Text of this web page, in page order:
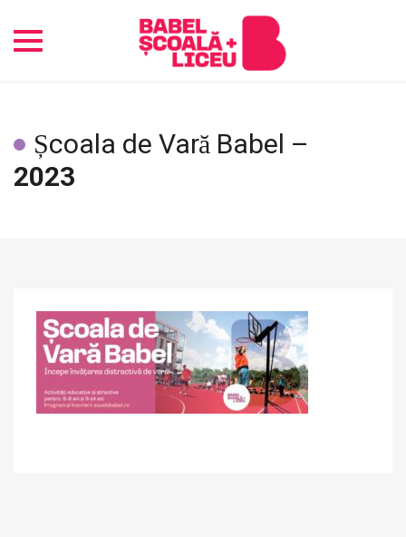
Toggle
Școala de Vară Babel –
2023